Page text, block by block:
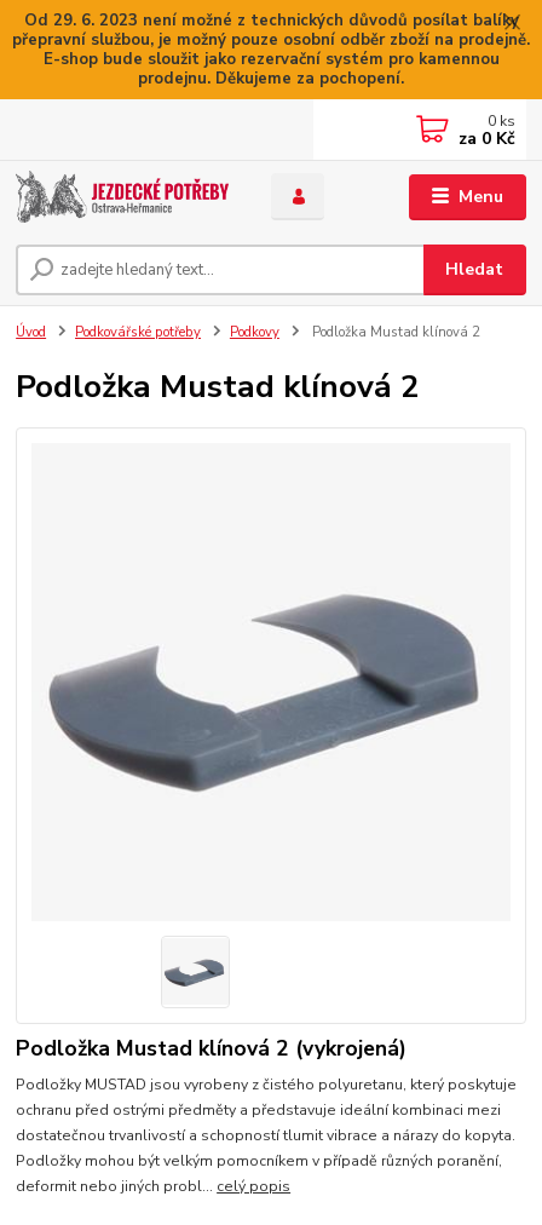
Od 29. 6. 2023 není možné z technických důvodů posílat balíky
přepravní službou, je možný pouze osobní odběr zboží na prodejně.
E-shop bude sloužit jako rezervační systém pro kamennou
prodejnu. Děkujeme za pochopení.
Menu
Hledat
0 ks
za 0 Kč
Úvod Podkovářské potřeby Podkovy Podložka Mustad klínová 2
Podložka Mustad klínová 2
Podložka Mustad klínová 2 (vykrojená)
Podložky MUSTAD jsou vyrobeny z čistého polyuretanu, který poskytuje
ochranu před ostrými předměty a představuje ideální kombinaci mezi
dostatečnou trvanlivostí a schopností tlumit vibrace a nárazy do kopyta.
Podložky mohou být velkým pomocníkem v případě různých poranění,
deformit nebo jiných probl... celý popis